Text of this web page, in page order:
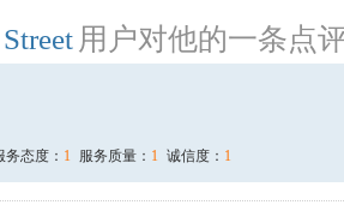
用户对他的一条点
务态度： 1 服务质量： 1 诚信度： 1